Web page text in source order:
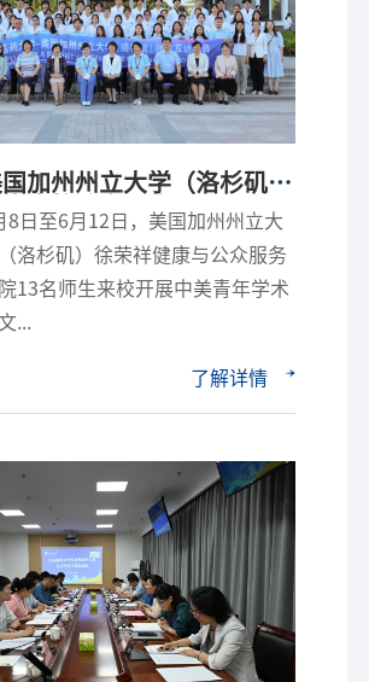
加州州立大学（洛杉矶）
生来校访学研修
8日至6月12日，美国加州州立大
洛杉矶）徐荣祥健康与公众服务
13名师生来校开展中美青年学术
...
了解详情